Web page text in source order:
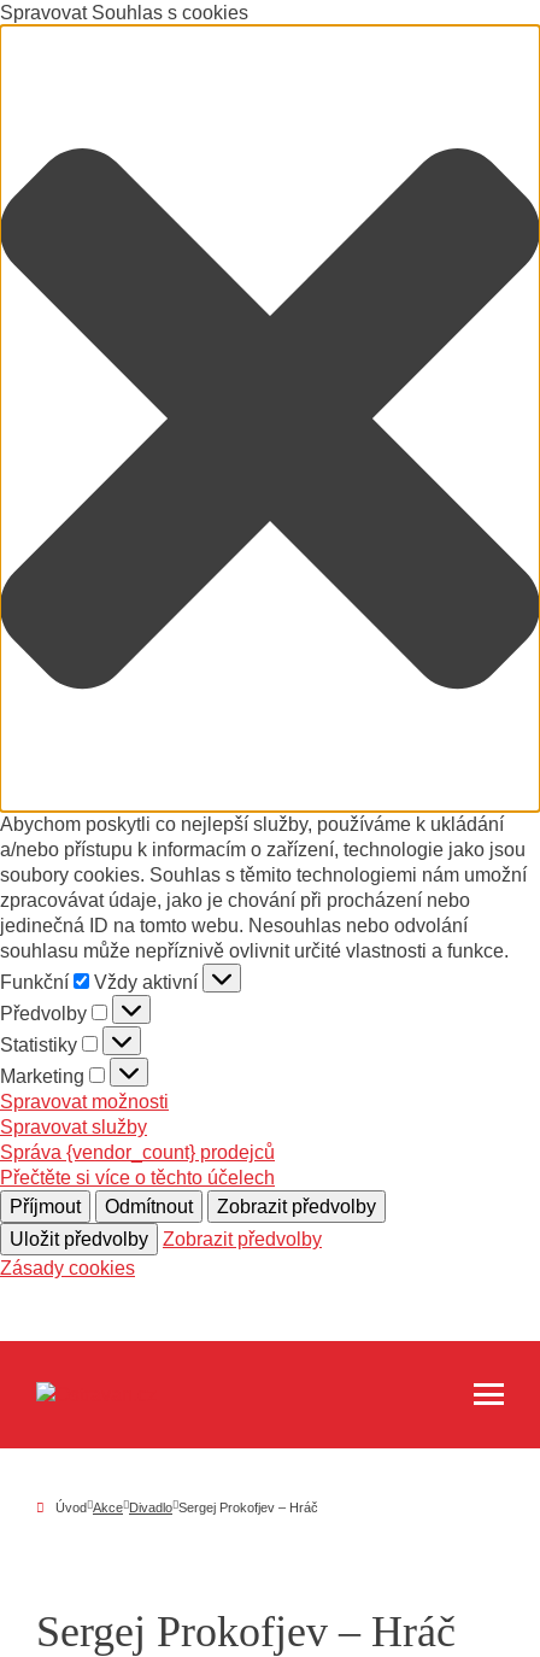
Spravovat Souhlas s cookies
Abychom poskytli co nejlepší služby, používáme k ukládání
a/nebo přístupu k informacím o zařízení, technologie jako jsou
soubory cookies. Souhlas s těmito technologiemi nám umožní
zpracovávat údaje, jako je chování při procházení nebo
jedinečná ID na tomto webu. Nesouhlas nebo odvolání
souhlasu může nepříznivě ovlivnit určité vlastnosti a funkce.
Funkční
Funkční
Vždy aktivní
Předvolby
Předvolby
Statistiky
Statistiky
Marketing
Marketing
Spravovat možnosti
Spravovat služby
Správa {vendor_count} prodejců
Přečtěte si více o těchto účelech
Příjmout
Odmítnout
Zobrazit předvolby
Uložit předvolby
Zobrazit předvolby
Zásady cookies
Úvod Akce Divadlo Sergej Prokofjev – Hráč
Sergej Prokofjev – Hráč